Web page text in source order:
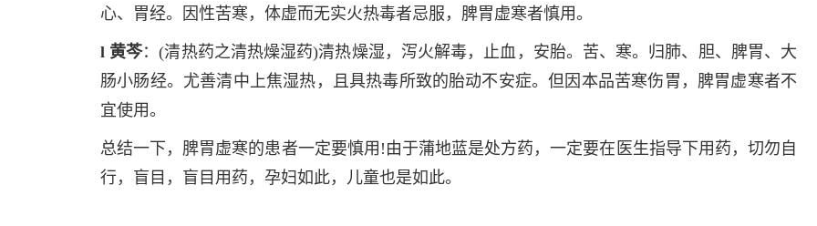
心、胃经。因性苦寒，体虚而无实火热毒者忌服，脾胃虚寒者慎用。
l 黄芩：(清热药之清热燥湿药)清热燥湿，泻火解毒，止血，安胎。苦、寒。归肺、胆、脾胃、大
肠小肠经。尤善清中上焦湿热，且具热毒所致的胎动不安症。但因本品苦寒伤胃，脾胃虚寒者不
宜使用。
总结一下，脾胃虚寒的患者一定要慎用!由于蒲地蓝是处方药，一定要在医生指导下用药，切勿自
行，盲目，盲目用药，孕妇如此，儿童也是如此。